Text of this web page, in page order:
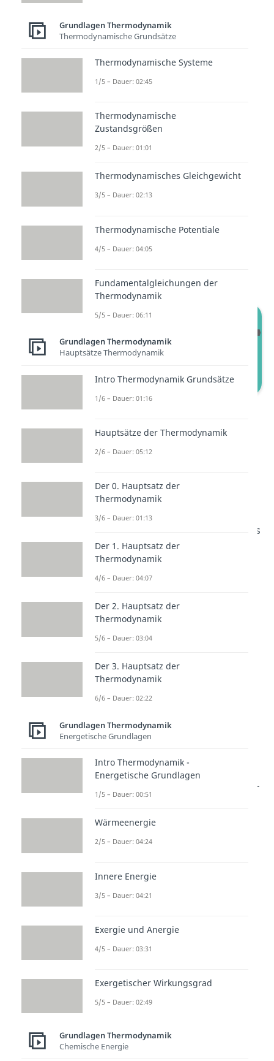
Vereinfachungen. Daher handelt
um den genauen
thermodynamischen Ablauf,
Vergleichsprozess
Idealisierung erfolgt, indem wir
annehmen, dass es keine Reibung
gibt und die Kompression sowie
und Stoffaustausch mit der
als Arbeitsfluid aus.
Bevor wir uns den thermischen
Zustandsänderungen zuwenden,
dass du die vier Arbeitstakte
Ansaugen, Verdichten, Arbeiten
eines Otto-Motors
noch kennst, wenn nicht, solltest
du dir zuerst unser Video dazu
noch einmal ansehen.
Otto Prozess im p-V- und
T-S-Diagramm
Zur Untersuchung der Abläufe
betrachten wir das p-V- und das T-
Kreisprozess.
Die 4 Prozessschritte bzw. Takte
Isentrope Kompression
Isentrope Expansion
Isochore Wärmeabfuhr bzw.
Im Folgenden schauen wir uns
den Ablauf der Takte genauer an:
Isentrope Kompression 1 -> 2:
Grundlagen Thermodynamik
Thermodynamische Grundsätze
Thermodynamische Systeme
1/5 – Dauer: 02:45
Thermodynamische
Zustandsgrößen
2/5 – Dauer: 01:01
Thermodynamisches Gleichgewicht
3/5 – Dauer: 02:13
Thermodynamische Potentiale
4/5 – Dauer: 04:05
Fundamentalgleichungen der
Thermodynamik
5/5 – Dauer: 06:11
Grundlagen Thermodynamik
Hauptsätze Thermodynamik
Intro Thermodynamik Grundsätze
1/6 – Dauer: 01:16
Hauptsätze der Thermodynamik
2/6 – Dauer: 05:12
Der 0. Hauptsatz der
Thermodynamik
3/6 – Dauer: 01:13
Der 1. Hauptsatz der
Thermodynamik
4/6 – Dauer: 04:07
Der 2. Hauptsatz der
Thermodynamik
5/6 – Dauer: 03:04
Der 3. Hauptsatz der
Thermodynamik
6/6 – Dauer: 02:22
Grundlagen Thermodynamik
Energetische Grundlagen
Intro Thermodynamik -
Energetische Grundlagen
1/5 – Dauer: 00:51
Wärmeenergie
2/5 – Dauer: 04:24
Innere Energie
3/5 – Dauer: 04:21
Exergie und Anergie
4/5 – Dauer: 03:31
Exergetischer Wirkungsgrad
5/5 – Dauer: 02:49
Grundlagen Thermodynamik
Chemische Energie